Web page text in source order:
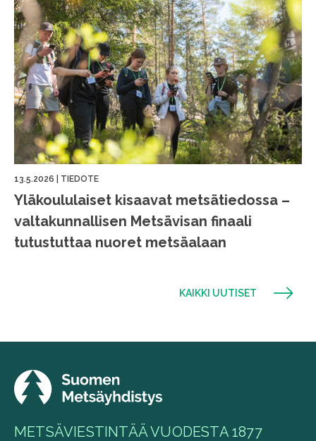
13.5.2026 TIEDOTE
Yläkoululaiset kisaavat metsätiedossa –
valtakunnallisen Metsävisan finaali
tutustuttaa nuoret metsäalaan
KAIKKI UUTISET
METSÄVIESTINTÄÄ VUODESTA 1877